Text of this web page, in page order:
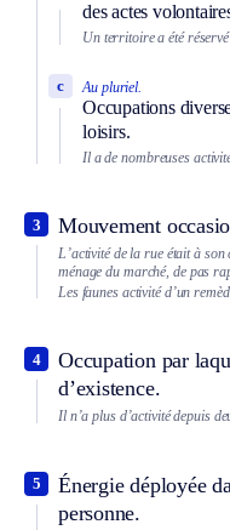
des actes
Un territoire a été
Au pluriel.
Occupations
loisirs.
c
Il a de nombreuses
Mouvement
3
L’activité de la rue était à
ménage du marché, de pas
Les faunes activité d’un
Occupation par
d’existence.
4
Il n’a plus d’activité depuis
Énergie déployée
personne.
5